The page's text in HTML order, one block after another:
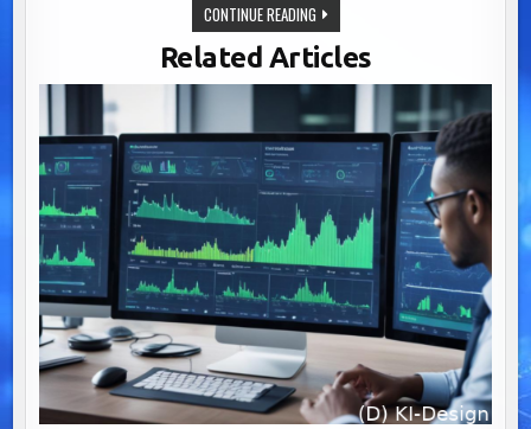
CONTINUE READINGEFFIZIENTE
INTEGRATION
VON
LEGACY-
SYSTEMEN:
SCHLÜSSEL
AGILEM
BANKING
BPM-
LÖSUNGEN
Related Articles